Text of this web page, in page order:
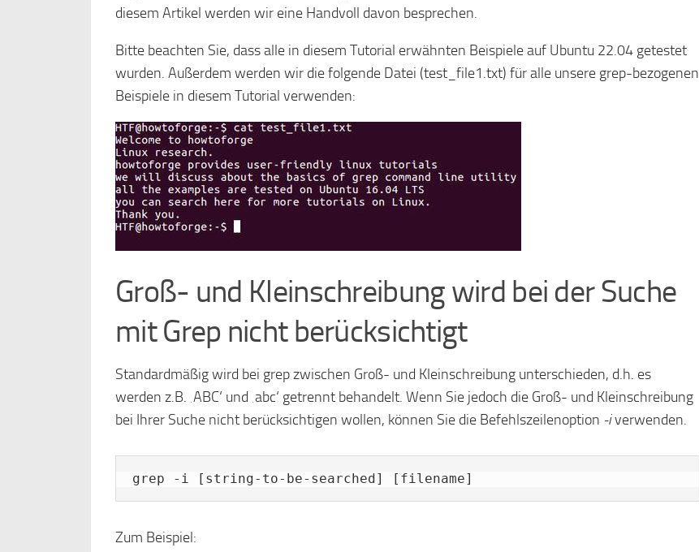
diesem Artikel werden wir eine Handvoll davon besprechen.
Bitte beachten Sie, dass alle in diesem Tutorial erwähnten Beispiele auf Ubuntu 22.04 getestet
wurden. Außerdem werden wir die folgende Datei (test_file1.txt) für alle unsere grep-bezogenen
Beispiele in diesem Tutorial verwenden:
Groß- und Kleinschreibung wird bei der Suche
mit Grep nicht berücksichtigt
Standardmäßig wird bei grep zwischen Groß- und Kleinschreibung unterschieden, d.h. es
werden z.B. ‚ABC‘ und ‚abc‘ getrennt behandelt. Wenn Sie jedoch die Groß- und Kleinschreibung
bei Ihrer Suche nicht berücksichtigen wollen, können Sie die Befehlszeilenoption -iverwenden.
grep -i [string-to-be-searched] [filename]
Zum Beispiel: